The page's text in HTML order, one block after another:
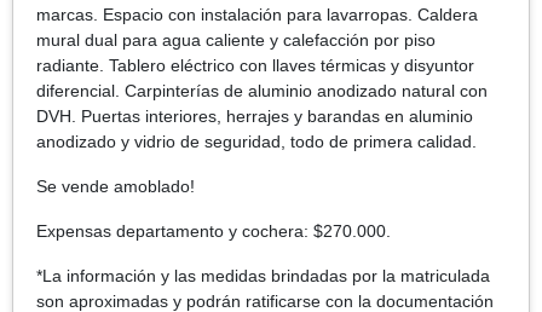
marcas. Espacio con instalación para lavarropas. Caldera
mural dual para agua caliente y calefacción por piso
radiante. Tablero eléctrico con llaves térmicas y disyuntor
diferencial. Carpinterías de aluminio anodizado natural con
DVH. Puertas interiores, herrajes y barandas en aluminio
anodizado y vidrio de seguridad, todo de primera calidad.
Se vende amoblado!
Expensas departamento y cochera: $270.000.
*La información y las medidas brindadas por la matriculada
son aproximadas y podrán ratificarse con la documentación